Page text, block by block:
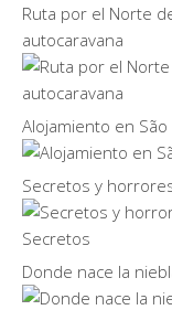
Ruta por el Norte
autocaravana
Alojamiento en São
Secretos y
Donde nace la